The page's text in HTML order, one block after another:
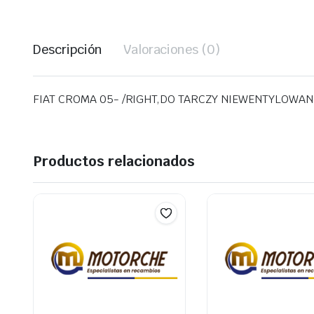
Descripción Valoraciones (0)
FIAT CROMA 05- /RIGHT,DO TARCZY
Productos relacionados